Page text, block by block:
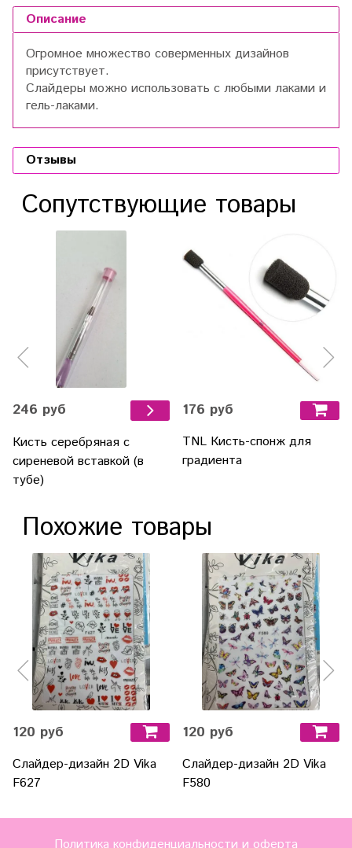
Описание
Огромное множество соверменных дизайнов
присутствует.
Слайдеры можно использовать с любыми лаками и
гель-лаками.
Отзывы
Сопутствующие товары
246 руб
Кисть серебряная с
сиреневой вставкой (в
тубе)
176 руб
TNL Кисть-спонж для
градиента
Похожие товары
120 руб
Слайдер-дизайн 2D Vika
F627
120 руб
Слайдер-дизайн 2D Vika
F580